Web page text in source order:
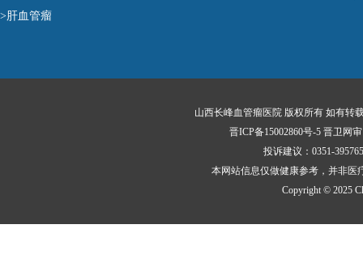
>肝血管瘤
山西长峰血管瘤医院 版权所有 如有转
晋ICP备15002860号-5晋卫网审
投诉建议：0351-
本网站信息仅做健康参考，并非医
Copyright © 2025